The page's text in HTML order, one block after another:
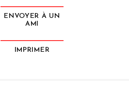
ENVOYER À UN
AMI
IMPRIMER